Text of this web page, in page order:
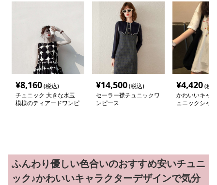
¥8,160(税込)
チュニック 大きな水玉
模様のティアードワンピ
¥14,500(税込)
セーラー襟チュニックワ
ンピース
¥4,420(税
かわいいキャ
ュニックシャツ
ふんわり優しい色合いのおすすめ安いチュニ
ック♪かわいいキャラクターデザインで気分